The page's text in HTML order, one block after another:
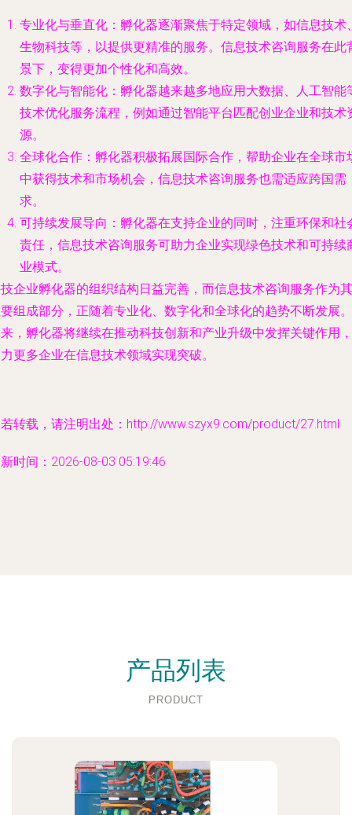
专业化与垂直化：孵化器逐渐聚焦于特定领域，如信息技术
生物科技等，以提供更精准的服务。信息技术咨询服务在此
景下，变得更加个性化和高效。
数字化与智能化：孵化器越来越多地应用大数据、人工智能
技术优化服务流程，例如通过智能平台匹配创业企业和技术
源。
全球化合作：孵化器积极拓展国际合作，帮助企业在全球市
中获得技术和市场机会，信息技术咨询服务也需适应跨国需
求。
可持续发展导向：孵化器在支持企业的同时，注重环保和社
责任，信息技术咨询服务可助力企业实现绿色技术和可持续
业模式。
企业孵化器的组织结构日益完善，而信息技术咨询服务作为其
组成部分，正随着专业化、数字化和全球化的趋势不断发展。
，孵化器将继续在推动科技创新和产业升级中发挥关键作用，
更多企业在信息技术领域实现突破。
转载，请注明出处：http://www.szyx9.com/product/27.html
时间：2026-08-03 05:19:46
产品列表
PRODUCT